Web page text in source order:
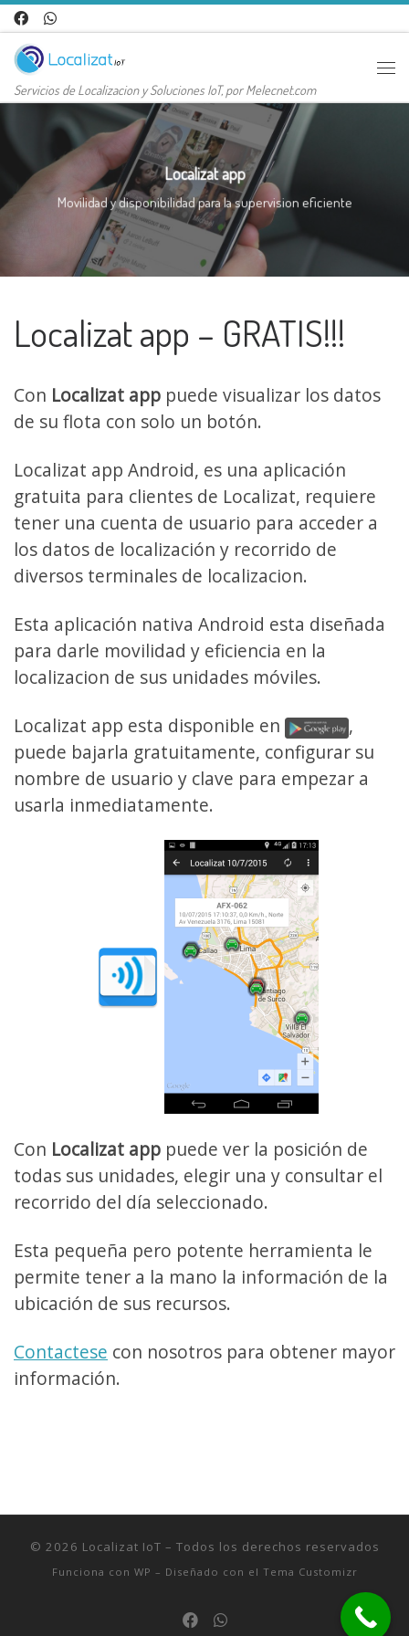
Saltar al contenido
Servicios de Localizacion y Soluciones IoT, por Melecnet.com
Localizat app
Movilidad y disponibilidad para la supervision eficiente
Localizat app – GRATIS!!!
Con Localizat app puede visualizar los datos
de su flota con solo un botón.
Localizat app Android, es una aplicación
gratuita para clientes de Localizat, requiere
tener una cuenta de usuario para acceder a
los datos de localización y recorrido de
diversos terminales de localizacion.
Esta aplicación nativa Android esta diseñada
para darle movilidad y eficiencia en la
localizacion de sus unidades móviles.
Localizat app esta disponible en
,
puede bajarla gratuitamente, configurar su
nombre de usuario y clave para empezar a
usarla inmediatamente.
Con Localizat app puede ver la posición de
todas sus unidades, elegir una y consultar el
recorrido del día seleccionado.
Esta pequeña pero potente herramienta le
permite tener a la mano la información de la
ubicación de sus recursos.
Contactese con nosotros para obtener mayor
información.
© 2026 Localizat IoT – Todos los derechos reservados
Funciona con WP – Diseñado con el Tema Customizr